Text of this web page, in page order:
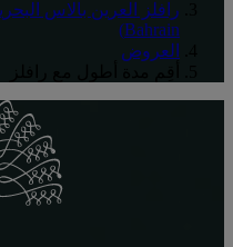
Bahrain)
العروض